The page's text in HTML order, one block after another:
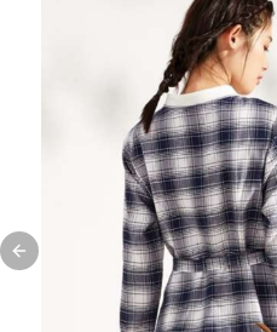
Previous slide